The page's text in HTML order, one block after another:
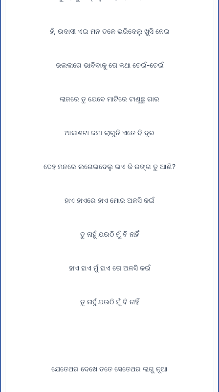
ହଁ, ଉଦାସୀ ଏଇ ମନ ତଳେ ଭରିଦେଲୁ ଖୁସି ନେଇ
ଭଲଲାଗେ ଭାବିବାକୁ ତୋ କଥା ଚେଇଁ-ଚେଇଁ
ଲାଜରେ ତୁ ଯେବେ ମାଟିରେ ଟାଣୁଛୁ ଗାର
ଆକାଶଟା ଜମା ଲାଗୁନି ଏତେ ବି ଦୂର
ଦେହ ମନରେ ଲଗେଇଦେଲୁ ଇଏ କି ରଙ୍ଗ ତୁ ଆଣି?
ହାଏ ହାଏରେ ହାଏ ମୋର ଅଳସି କଇଁ
ତୁ ନାହୁଁ ଯଉଠି ମୁଁ ବି ନାହିଁ
ହାଏ ହାଏ ମୁଁ ହାଏ ତୋ ଅଳସି କଇଁ
ତୁ ନାହୁଁ ଯଉଠି ମୁଁ ବି ନାହିଁ
ଯେତେଥର ଦେଖେ ତତେ ସେତେଥର ଲାଗୁ ନୂଆ